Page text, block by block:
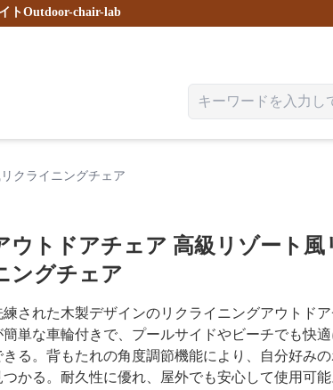
トOutdoor-chair-lab
クライニングチェア
ウトドアチェア 高級リゾート風
ングチェア
練された木製デザインのリクライニングアウトド
簡単な車輪付きで、プールサイドやビーチでも快
きる。背もたれの角度調節機能により、自分好み
つかる。耐久性に優れ、屋外でも安心して使用可